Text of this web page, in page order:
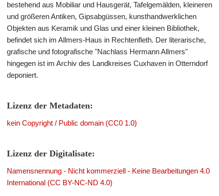
bestehend aus Mobiliar und Hausgerät, Tafelgemälden, kleineren
und größeren Antiken, Gipsabgüssen, kunsthandwerklichen
Objekten aus Keramik und Glas und einer kleinen Bibliothek,
befindet sich im Allmers-Haus in Rechtenfleth. Der literarische,
grafische und fotografische "Nachlass Hermann Allmers"
hingegen ist im Archiv des Landkreises Cuxhaven in Otterndorf
deponiert.
Lizenz der Metadaten:
kein Copyright / Public domain (CC0 1.0)
Lizenz der Digitalisate:
Namensnennung - Nicht kommerziell - Keine Bearbeitungen 4.0
International (CC BY-NC-ND 4.0)